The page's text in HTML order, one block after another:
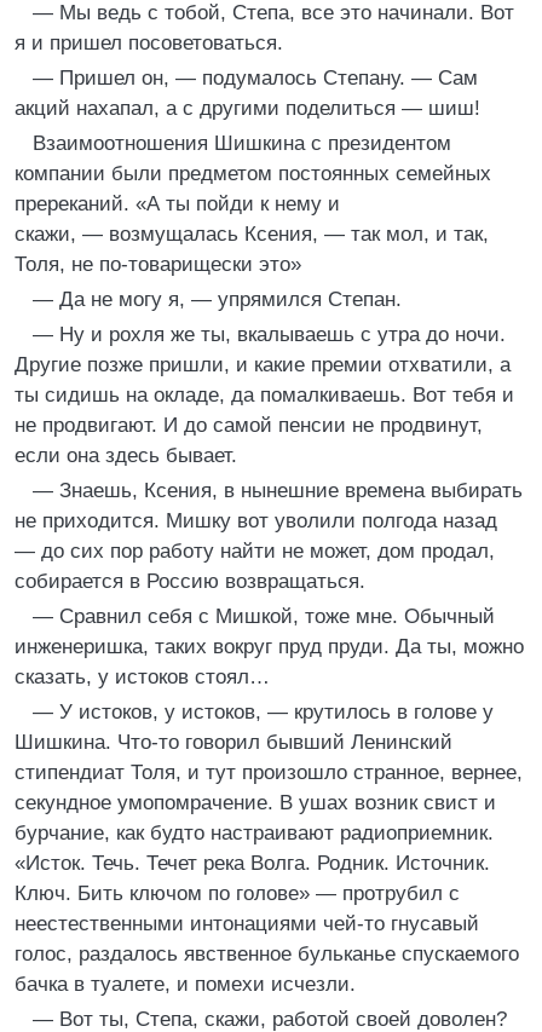
— Мы ведь с тобой, Степа, все это начинали. Вот
я и пришел посоветоваться.
— Пришел он, — подумалось Степану. — Сам
акций нахапал, а с другими поделиться — шиш!
Взаимоотношения Шишкина с президентом
компании были предметом постоянных семейных
пререканий. «А ты пойди к нему и
скажи, — возмущалась Ксения, — так мол, и так,
Толя, не по-товарищески это»
— Да не могу я, — упрямился Степан.
— Ну и рохля же ты, вкалываешь с утра до ночи.
Другие позже пришли, и какие премии отхватили, а
ты сидишь на окладе, да помалкиваешь. Вот тебя и
не продвигают. И до самой пенсии не продвинут,
если она здесь бывает.
— Знаешь, Ксения, в нынешние времена выбирать
не приходится. Мишку вот уволили полгода назад
— до сих пор работу найти не может, дом продал,
собирается в Россию возвращаться.
— Сравнил себя с Мишкой, тоже мне. Обычный
инженеришка, таких вокруг пруд пруди. Да ты, можно
сказать, у истоков стоял…
— У истоков, у истоков, — крутилось в голове у
Шишкина. Что-то говорил бывший Ленинский
стипендиат Толя, и тут произошло странное, вернее,
секундное умопомрачение. В ушах возник свист и
бурчание, как будто настраивают радиоприемник.
«Исток. Течь. Течет река Волга. Родник. Источник.
Ключ. Бить ключом по голове» — протрубил с
неестественными интонациями чей-то гнусавый
голос, раздалось явственное бульканье спускаемого
бачка в туалете, и помехи исчезли.
— Вот ты, Степа, скажи, работой своей доволен?